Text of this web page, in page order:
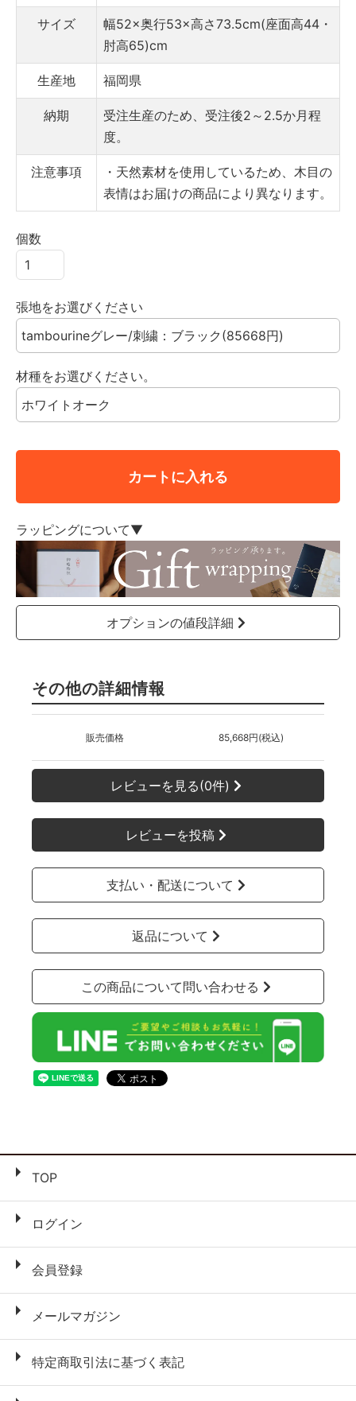
サイズ
幅52×奥行53×高さ73.5cm(座面高44・
肘高65)cm
生産地 福岡県
納期
受注生産のため、受注後2～2.5か月程
度。
注意事項
・天然素材を使用しているため、木目の
表情はお届けの商品により異なります。
個数
張地をお選びください
材種をお選びください。
カートに入れる
ラッピングについて▼
オプションの値段詳細
その他の詳細情報
販売価格 85,668円(税込)
レビューを見る(0件)
レビューを投稿
支払い・配送について
返品について
この商品について問い合わせる
TOP
ログイン
会員登録
メールマガジン
特定商取引法に基づく表記